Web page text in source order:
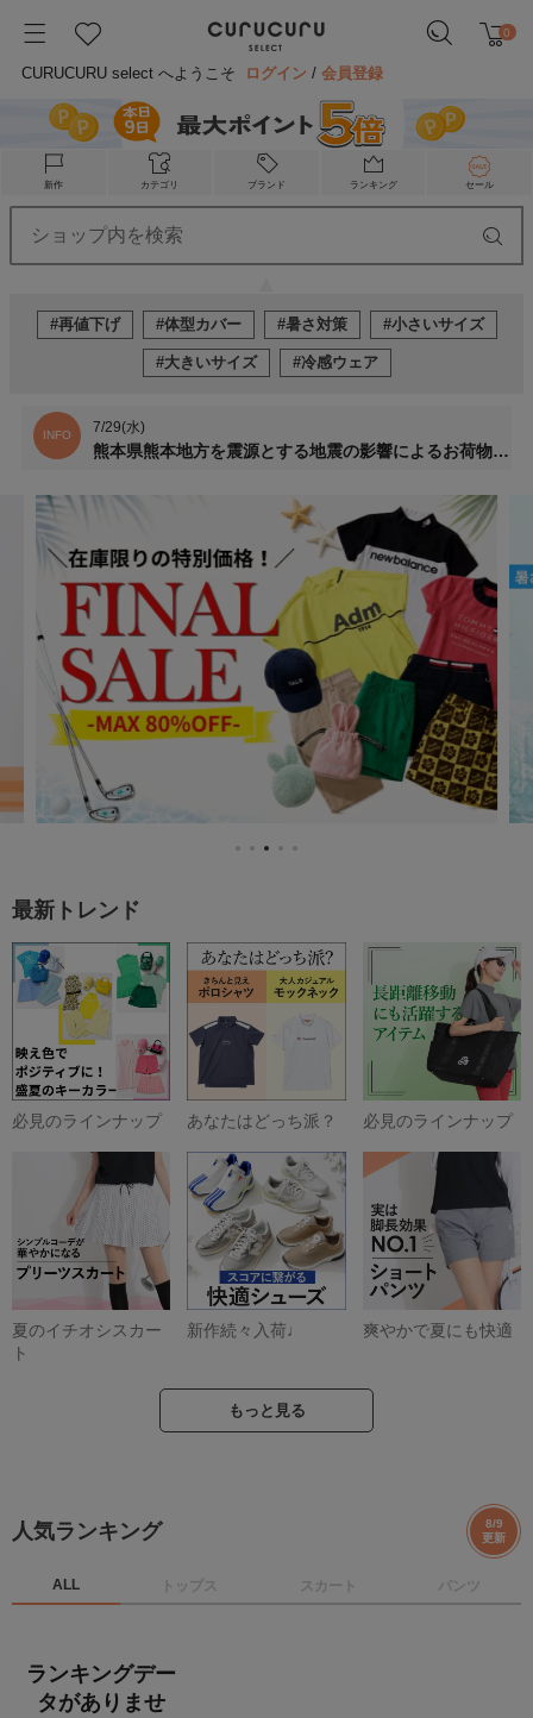
0
CURUCURU select へようこそ ログイン /会員登録
新作 カテゴリ ブランド ランキング セール
#再値下げ #体型カバー #暑さ対策 #小さいサイズ
#大きいサイズ #冷感ウェア
INFO 7/29(水)
熊本県熊本地方を震源とする地震の影響によるお荷物のお届けについて
最新トレンド
必見のラインナップ あなたはどっち派？ 必見のラインナップ
夏のイチオシスカー
ト
新作続々入荷♩ 爽やかで夏にも快適
もっと見る
人気ランキング
8/9
更新
ALL トップス スカート パンツ
ランキングデー
タがありませ